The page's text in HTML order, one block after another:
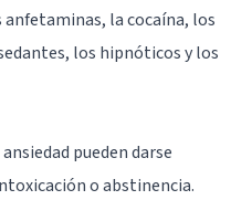
la cocaína, los
los hipnóticos y los
pueden darse
o abstinencia.